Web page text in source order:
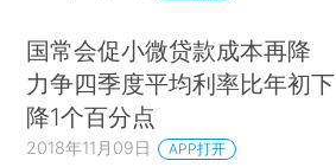
国常会促小微贷款成本再降
力争四季度平均利率比年初下
降1个百分点
2018年11月09日 APP打开